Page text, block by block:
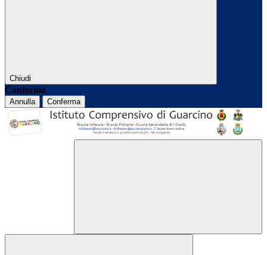
Chiudi
Conferma
Annulla Conferma